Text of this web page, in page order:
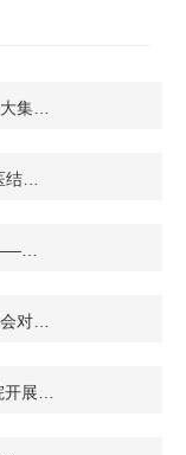
大集…
结…
——…
会对…
开展…